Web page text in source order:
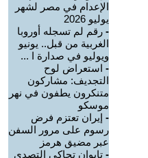
الإعدام في مصر لشهر
يوليو 2026
- رقم لم تسجله أوروبا
الغربية من قبل.. يونيو
ويوليو في صدارة ا ...
- استعراض لوح
التجديف: مشاركون
متنكرون يطفون في نهر
موسكو
- إيران تعتزم فرض
رسوم على مرور السفن
عبر مضيق هرمز
- تايوان تحاكي التصدي